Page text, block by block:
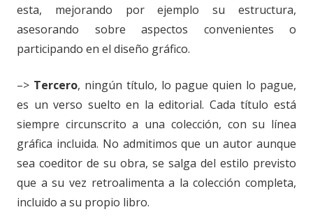
esta, mejorando por ejemplo su estructura,
asesorando sobre aspectos convenientes o
participando en el diseño gráfico.
–> Tercero, ningún título, lo pague quien lo pague,
es un verso suelto en la editorial. Cada título está
siempre circunscrito a una colección, con su línea
gráfica incluida. No admitimos que un autor aunque
sea coeditor de su obra, se salga del estilo previsto
que a su vez retroalimenta a la colección completa,
incluido a su propio libro.